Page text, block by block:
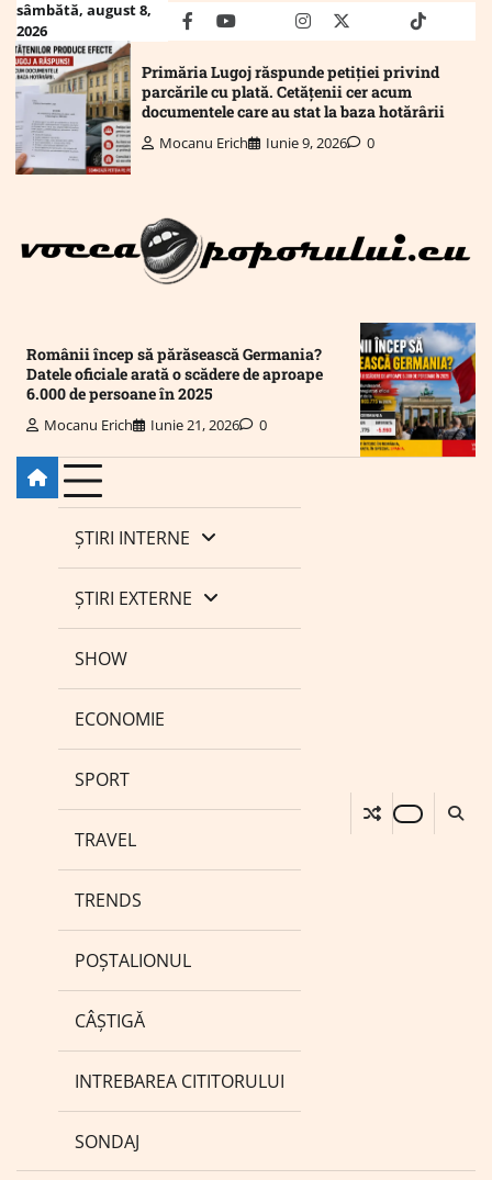
Skip
content
sâmbătă, august 8,
2026
facebookyoutubeMailinstagram
twitter truthtiktok
Primăria Lugoj răspunde petiției privind
parcările cu plată. Cetățenii cer acum
documentele care au stat la baza hotărârii
Mocanu Erich Iunie 9, 2026 0
Românii încep să părăsească Germania?
Datele oficiale arată o scădere de aproape
6.000 de persoane în 2025
Mocanu Erich Iunie 21, 2026 0
ȘTIRI INTERNE
ȘTIRI EXTERNE
SHOW
ECONOMIE
SPORT
TRAVEL
TRENDS
POȘTALIONUL
CÂȘTIGĂ
INTREBAREA CITITORULUI
SONDAJ